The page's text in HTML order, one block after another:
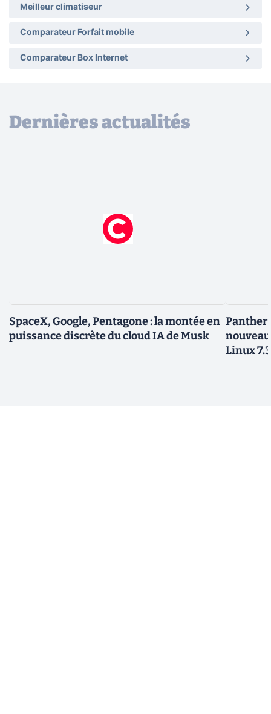
Meilleur climatiseur
Comparateur Forfait mobile
Comparateur Box Internet
Dernières actualités
SpaceX, Google, Pentagone : la montée en
puissance discrète du cloud IA de Musk
Panther
Linux 7.3